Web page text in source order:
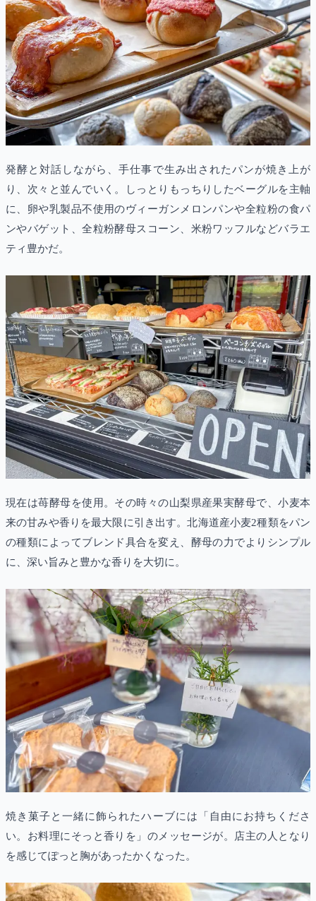
発酵と対話しながら、手仕事で生み出されたパンが焼き上が
り、次々と並んでいく。しっとりもっちりしたベーグルを主軸
に、卵や乳製品不使用のヴィーガンメロンパンや全粒粉の食パ
ンやバゲット、全粒粉酵母スコーン、米粉ワッフルなどバラエ
ティ豊かだ。
現在は苺酵母を使用。その時々の山梨県産果実酵母で、小麦本
来の甘みや香りを最大限に引き出す。北海道産小麦2種類をパン
の種類によってブレンド具合を変え、酵母の力でよりシンプル
に、深い旨みと豊かな香りを大切に。
焼き菓子と一緒に飾られたハーブには「自由にお持ちくださ
い。お料理にそっと香りを」のメッセージが。店主の人となり
を感じてぽっと胸があったかくなった。